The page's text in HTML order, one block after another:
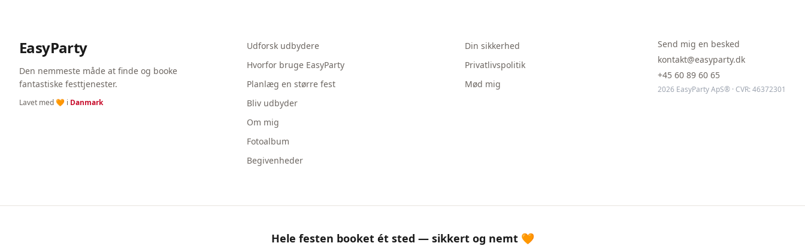
EasyParty
Den nemmeste måde at finde og booke
fantastiske festtjenester.
Lavet med 🧡 i Danmark
Udforsk udbydere
Hvorfor bruge EasyParty
Planlæg en større fest
Bliv udbyder
Om mig
Fotoalbum
Begivenheder
Din sikkerhed
Privatlivspolitik
Mød mig
Send mig en besked
kontakt@easyparty.dk
+45 60 89 60 65
2026 EasyParty ApS® · CVR: 46372301
Hele festen booket ét sted — sikkert og nemt 🧡